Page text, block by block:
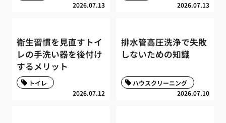
2026.07.13 2026.07.13
衛生習慣を見直すトイ
レの手洗い器を後付け
するメリット
2026.07.12
トイレ
排水管高圧洗浄で失敗
しないための知識
2026.07.10
ハウスクリーニング